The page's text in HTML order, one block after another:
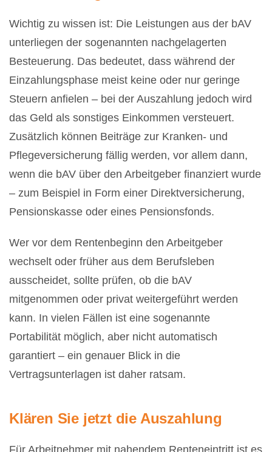
Wichtig zu wissen ist: Die Leistungen aus der bAV
unterliegen der sogenannten nachgelagerten
Besteuerung. Das bedeutet, dass während der
Einzahlungsphase meist keine oder nur geringe
Steuern anfielen – bei der Auszahlung jedoch wird
das Geld als sonstiges Einkommen versteuert.
Zusätzlich können Beiträge zur Kranken- und
Pflegeversicherung fällig werden, vor allem dann,
wenn die bAV über den Arbeitgeber finanziert wurde
– zum Beispiel in Form einer Direktversicherung,
Pensionskasse oder eines Pensionsfonds.
Wer vor dem Rentenbeginn den Arbeitgeber
wechselt oder früher aus dem Berufsleben
ausscheidet, sollte prüfen, ob die bAV
mitgenommen oder privat weitergeführt werden
kann. In vielen Fällen ist eine sogenannte
Portabilität möglich, aber nicht automatisch
garantiert – ein genauer Blick in die
Vertragsunterlagen ist daher ratsam.
Klären Sie jetzt die Auszahlung
Für Arbeitnehmer mit nahendem Renteneintritt ist es